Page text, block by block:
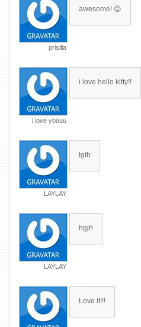
prisilla
awesome! 😉
i love youuu
i love hello kitty!!
LAYLAY
tgth
LAYLAY
hgjh
Love it!!!